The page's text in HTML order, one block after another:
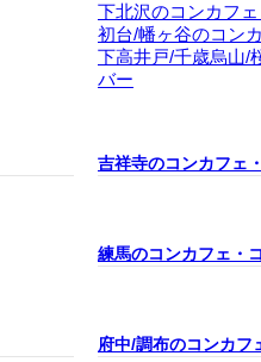
下北沢のコンカフ
初台/幡ヶ谷のコン
下高井戸/千歳烏山/
バー
吉祥寺のコンカフェ
練馬のコンカフェ・
府中/調布のコンカフ